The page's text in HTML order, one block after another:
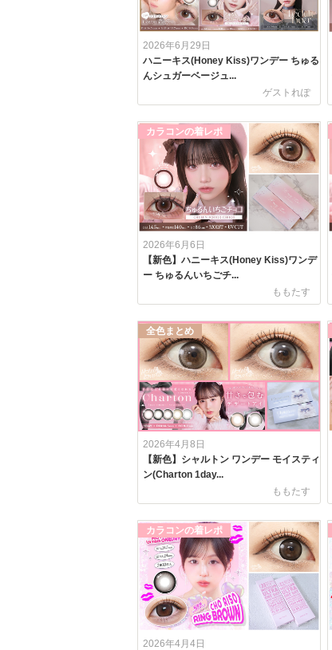
2026年6月29日
ハニーキス(Honey Kiss)ワンデー ちゅる
んシュガーベージュ...
ゲストれぽ
カラコンの着レポ
2026年6月6日
【新色】ハニーキス(Honey Kiss)ワンデ
ー ちゅるんいちごチ...
ももたす
全色まとめ
2026年4月8日
【新色】シャルトン ワンデー モイスティ
ン(Charton 1day...
ももたす
カラコンの着レポ
2026年4月4日